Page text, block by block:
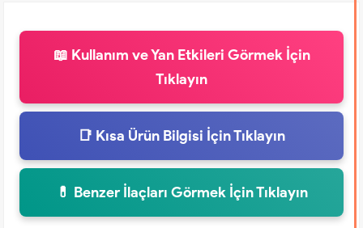
📖 Kullanım ve Yan Etkileri Görmek İçin
Tıklayın
📑 Kısa Ürün Bilgisi İçin Tıklayın
💊 Benzer İlaçları Görmek İçin Tıklayın